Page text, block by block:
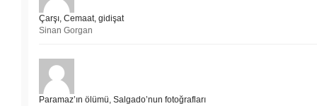
Çarşı, Cemaat, gidişat
Sinan Gorgan
Paramaz’ın ölümü, Salgado’nun fotoğrafları